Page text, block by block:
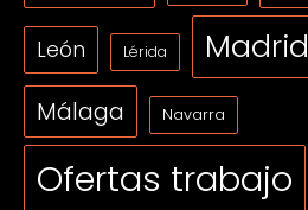
León Lérida Madrid
Málaga Navarra
Ofertas trabajo